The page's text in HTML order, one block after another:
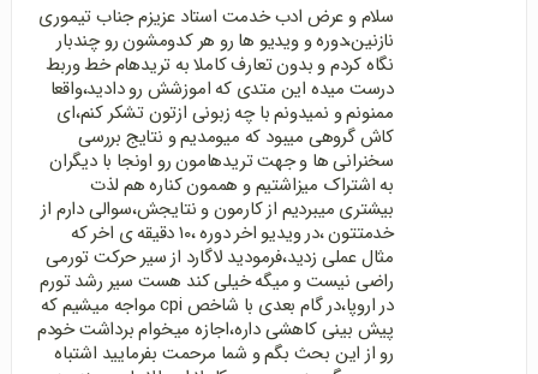
سلام و عرض ادب خدمت استاد عزیزم جناب تیموری
نازنین،دوره و ویدیو ها رو هر کدومشون رو چندبار
نگاه کردم و بدون تعارف کاملا به تریدهام خط وربط
درست میده این متدی که اموزشش رو دادید،واقعا
ممنونم و نمیدونم با چه زبونی ازتون تشکر کنم،ای
کاش گروهی میبود که میومدیم و نتایج بررسی
سخنرانی ها و جهت تریدهامون رو اونجا با دیگران
به اشتراک میزاشتیم و هممون کناره هم لذت
بیشتری میبردیم از کارمون و نتایجش،سوالی دارم از
خدمتتون ،در ویدیو اخر دوره ،۱۰ دقیقه ی اخر که
مثال عملی زدید،فرمودید لاگارد از سیر حرکت تورمی
راضی نیست و میگه خیلی کند هست سیر رشد تورم
در اروپا،در گام بعدی با شاخص cpi مواجه میشیم که
پیش بینی کاهشی داره،اجازه میخوام برداشت خودم
رو از این بحث بگم و شما مرحمت بفرمایید اشتباه